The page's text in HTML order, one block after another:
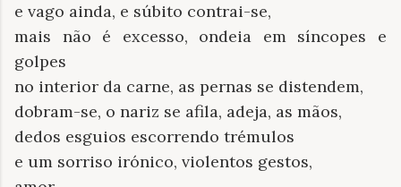
e vago ainda, e súbito contrai-se,
mais não é excesso, ondeia em síncopes e
golpes
no interior da carne, as pernas se distendem,
dobram-se, o nariz se afila, adeja, as mãos,
dedos esguios escorrendo trémulos
e um sorriso irónico, violentos gestos,